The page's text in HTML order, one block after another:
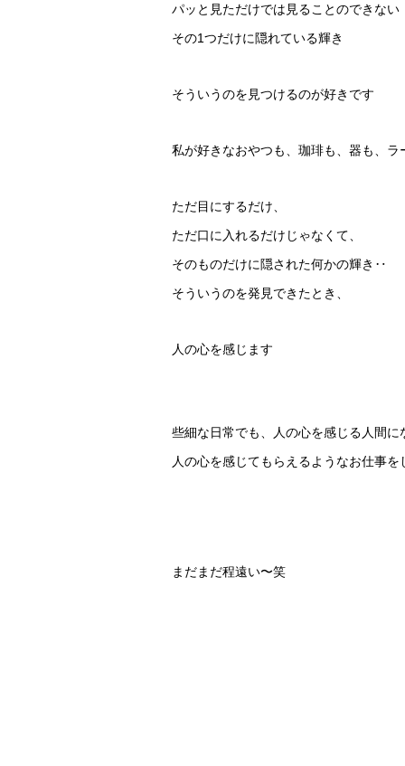
パッと見ただけでは見ることのできない
その1つだけに隠れている輝き
そういうのを見つけるのが好きです
私が好きなおやつも、珈琲も、器も、
ただ目にするだけ、
ただ口に入れるだけじゃなくて、
そのものだけに隠された何かの輝き‥
そういうのを発見できたとき、
人の心を感じます
些細な日常でも、人の心を感じる人間に
人の心を感じてもらえるようなお仕事を
まだまだ程遠い〜笑